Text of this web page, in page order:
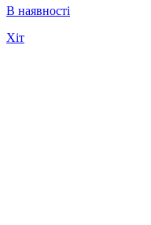
В наявності
Хіт